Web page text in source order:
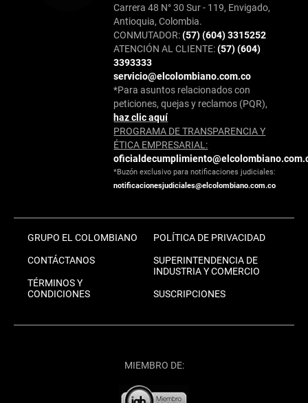
Carrera 48 N° 30 Sur - 119, Envigado,
Antioquia, Colombia.
CONMUTADOR:(57) (604) 3315252
ATENCIÓN AL CLIENTE:(57) (604)
3393333
servicio@elcolombiano.com.co
*Para asuntos relacionados con
peticiones, quejas y reclamos (PQR),
haz clic aquí
PROGRAMA DE TRANSPARENCIA Y
ÉTICA EMPRESARIAL:
*Buzón exclusivo para notificaciones judiciales:
notificacionesjudiciales@elcolombiano.com.co
GRUPO EL COLOMBIANO
CONTÁCTANOS
TÉRMINOS Y
CONDICIONES
POLÍTICA DE PRIVACIDAD
SUPERINTENDENCIA DE
INDUSTRIA Y COMERCIO
SUSCRIPCIONES
MIEMBRO DE: